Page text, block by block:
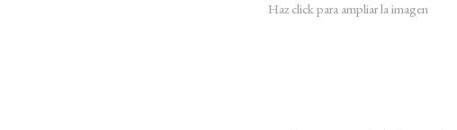
Haz click para ampliar la imagen